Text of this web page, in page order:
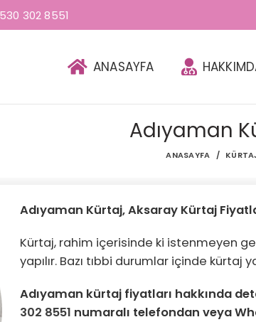
302 8551
ANASAYFA
Adıyaman
ANASAYFA
Adıyaman Kürtaj, Aksaray Kürtaj
Kürtaj, rahim içerisinde ki istenmeyen
yapılır. Bazı tıbbi durumlar içinde kürtaj
Adıyaman kürtaj fiyatları hakkında
302 8551 numaralı telefondan veya